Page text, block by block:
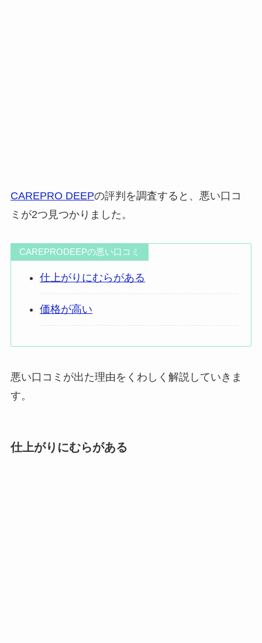
CAREPRO DEEPの評判を調査すると、悪い口コ
ミが2つ見つかりました。
CAREPRODEEPの悪い口コミ
仕上がりにむらがある
価格が高い
悪い口コミが出た理由をくわしく解説していきま
す。
仕上がりにむらがある